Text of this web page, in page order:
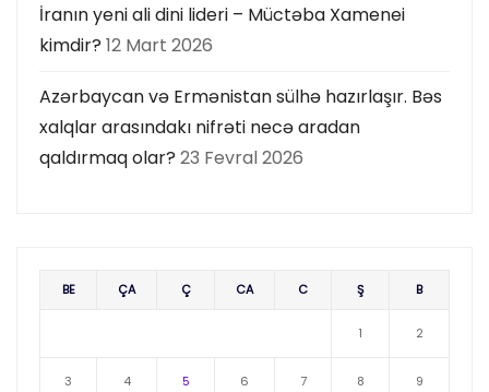
İranın yeni ali dini lideri – Müctəba Xamenei
kimdir? 12 Mart 2026
Azərbaycan və Ermənistan sülhə hazırlaşır. Bəs
xalqlar arasındakı nifrəti necə aradan
qaldırmaq olar? 23 Fevral 2026
BE ÇA Ç CA C Ş B
1 2
3 4 5 6 7 8 9